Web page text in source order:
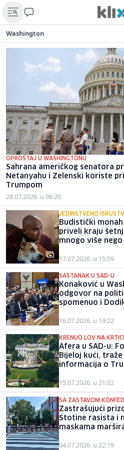
Washington
OPROŠTAJ U WASHINGTONU
Sahrana američkog senatora
Netanyahu i Zelenski koriste
Trumpom
28.07.2026. u 06:20
JEDINSTVENO
Budistički
priveli kraju
mnogo više
17.07.2026. u 15:59
SASTANAK U SAD-U
Konaković u
odgovor na
spomenuo i
16.07.2026. u 19:22
KRENUO LOV NA
Afera u SAD-u:
Bijeloj kući,
informacija o
15.07.2026. u 21:02
SA ZASTAVOM
Zastrašujući
Stotine rasista i
maskama
04.07.2026. u 22:19